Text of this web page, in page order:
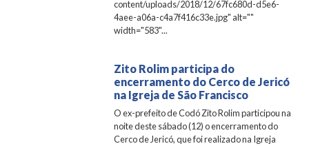
content/uploads/2018/12/67fc680d-d5e6-
4aee-a06a-c4a7f416c33e.jpg" alt=""
width="583"...
Zito Rolim participa do
encerramento do Cerco de Jericó
na Igreja de São Francisco
O ex-prefeito de Codó Zito Rolim participou na
noite deste sábado (12) o encerramento do
Cerco de Jericó, que foi realizado na Igreja